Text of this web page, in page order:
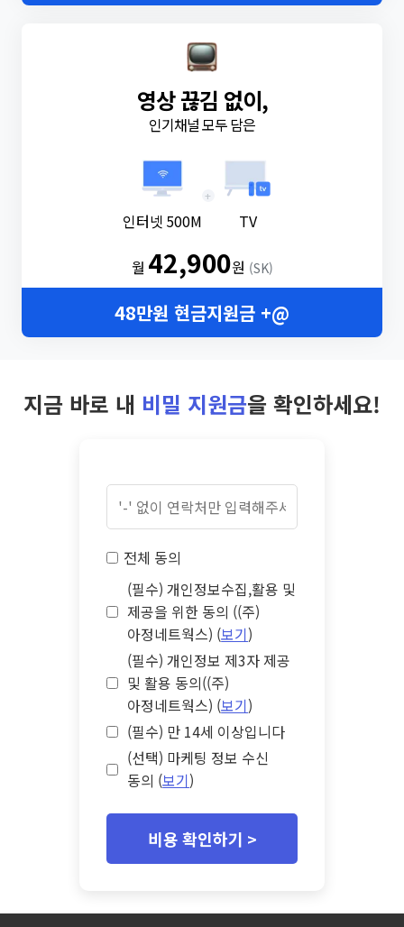
영상 끊김 없이,
인기채널 모두 담은
인터넷 500M
+
TV
월 42,900원 (SK)
48만원 현금지원금 +@
지금 바로 내 비밀 지원금을 확인하세요!
전체 동의
(필수) 개인정보수집,활용 및
제공을 위한 동의 ((주)
아정네트웍스) (보기)
(필수) 개인정보 제3자 제공
및 활용 동의((주)
아정네트웍스) (보기)
(필수) 만 14세 이상입니다
(선택) 마케팅 정보 수신
동의 (보기)
비용 확인하기 >